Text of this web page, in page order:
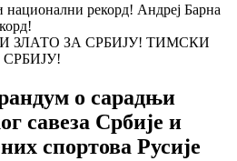
Андреј Барна
ТИМСКИ
о сарадњи
савеза Србије и
спортова Русије